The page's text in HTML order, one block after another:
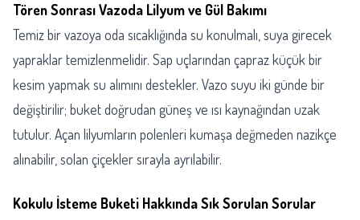
Tören Sonrası Vazoda Lilyum ve Gül Bakımı
Temiz bir vazoya oda sıcaklığında su konulmalı, suya girecek
yapraklar temizlenmelidir. Sap uçlarından çapraz küçük bir
kesim yapmak su alımını destekler. Vazo suyu iki günde bir
değiştirilir; buket doğrudan güneş ve ısı kaynağından uzak
tutulur. Açan lilyumların polenleri kumaşa değmeden nazikçe
alınabilir, solan çiçekler sırayla ayrılabilir.
Kokulu İsteme Buketi Hakkında Sık Sorulan Sorular